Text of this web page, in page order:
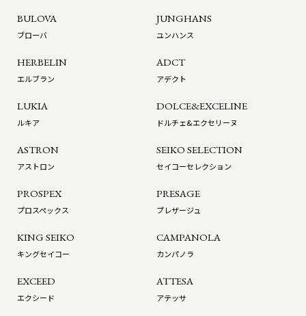
BULOVA
ブローバ
JUNGHANS
ユンハンス
HERBELIN
エルブラン
ADCT
アデクト
LUKIA
ルキア
DOLCE&EXCELINE
ドルチェ&エクセリーヌ
ASTRON
アストロン
SEIKO SELECTION
セイコーセレクション
PROSPEX
プロスペックス
PRESAGE
プレザージュ
KING SEIKO
キングセイコー
CAMPANOLA
カンパノラ
EXCEED
エクシード
ATTESA
アテッサ